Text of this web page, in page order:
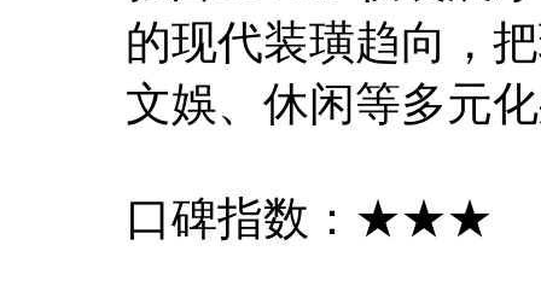
的现代装璜趋向，
文娛、休闲等多元
口碑指数：★★★